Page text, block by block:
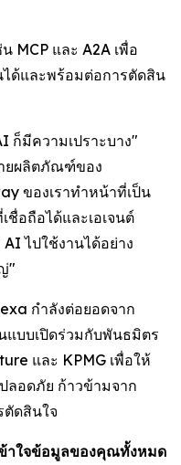
MCP และ A2A เพื่อ
ได้และพร้อมต่อการตัดสิน
ก็มีความเปราะบาง"
ยผลิตภัณฑ์ของ
ของเราทำหน้าที่เป็น
ชื่อถือได้และเอเจนต์
ไปใช้งานได้อย่าง
"
กำลังต่อยอดจาก
แบบเปิดร่วมกับพันธมิตร
และ KPMG เพื่อให้
ลอดภัย ก้าวข้ามจาก
ตัดสินใจ
ใจข้อมูลของคุณทั้งหมด